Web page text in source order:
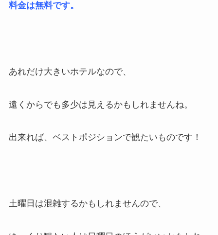
料金は無料です。
あれだけ大きいホテルなので、
遠くからでも多少は見えるかもしれませんね。
出来れば、ベストポジションで観たいものです！
土曜日は混雑するかもしれませんので、